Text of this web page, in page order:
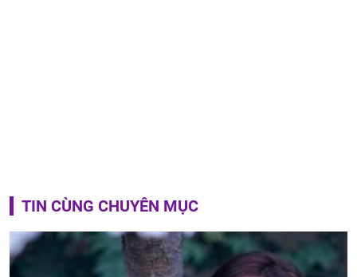
TIN CÙNG CHUYÊN MỤC